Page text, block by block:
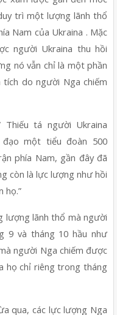
trì một lượng lãnh thổ
Nam của Ukraina . Mặc
người Ukraina thu hồi
nó vẫn chỉ là một phần
do người Nga chiếm
Thiếu tá người Ukraina
đạo một tiểu đoàn 500
phía Nam, gần đây đã
còn là lực lượng như hồi
họ.”
lượng lãnh thổ mà người
9 và tháng 10 hầu như
người Nga chiếm được
họ chỉ riêng trong tháng
qua, các lực lượng Nga